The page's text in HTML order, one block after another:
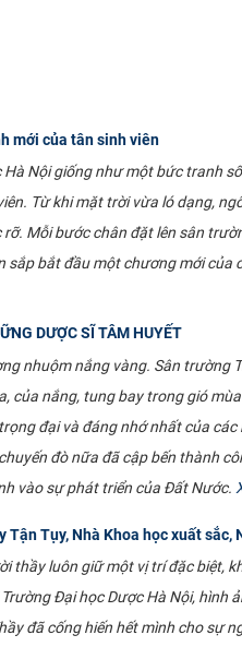
mới của tân sinh viên
Nội giống như một bức tranh
Từ khi mặt trời vừa ló dạng,
Mỗi bước chân đặt lên sân
sắp bắt đầu một chương mới của
DƯỢC SĨ TÂM HUYẾT
nhuộm nắng vàng. Sân
của nắng, tung bay trong gió
đại và đáng nhớ nhất của
đò nữa đã cập bến thành
vào sự phát triển của Đất Nước.
Tận Tụy, Nhà Khoa học xuất sắc,
thầy luôn giữ một vị trí đặc biệt,
Đại học Dược Hà Nội, hình
đã cống hiến hết mình cho sự